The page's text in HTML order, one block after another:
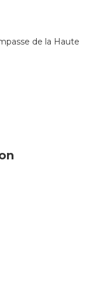
de la Haute